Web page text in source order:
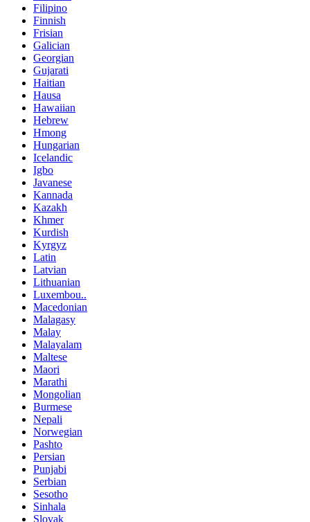
Filipino
Finnish
Frisian
Galician
Georgian
Gujarati
Haitian
Hausa
Hawaiian
Hebrew
Hmong
Hungarian
Icelandic
Igbo
Javanese
Kannada
Kazakh
Khmer
Kurdish
Kyrgyz
Latin
Latvian
Lithuanian
Luxembou..
Macedonian
Malagasy
Malay
Malayalam
Maltese
Maori
Marathi
Mongolian
Burmese
Nepali
Norwegian
Pashto
Persian
Punjabi
Serbian
Sesotho
Sinhala
Slovak